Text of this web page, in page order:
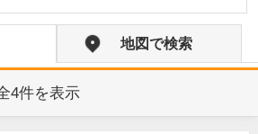
地図で検索
4件を表示